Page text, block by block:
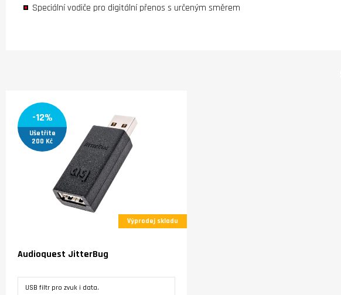
Speciální vodiče pro digitální přenos s určeným směrem
Výprodej skladu
-12%
Ušetříte
200 Kč
Audioquest JitterBug
USB filtr pro zvuk i data.